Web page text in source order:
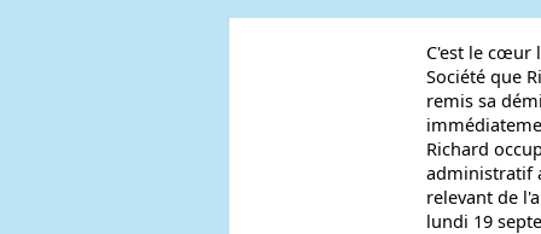
C'est le cœur
Société que
remis sa
Richard
administratif
relevant de
lundi 19